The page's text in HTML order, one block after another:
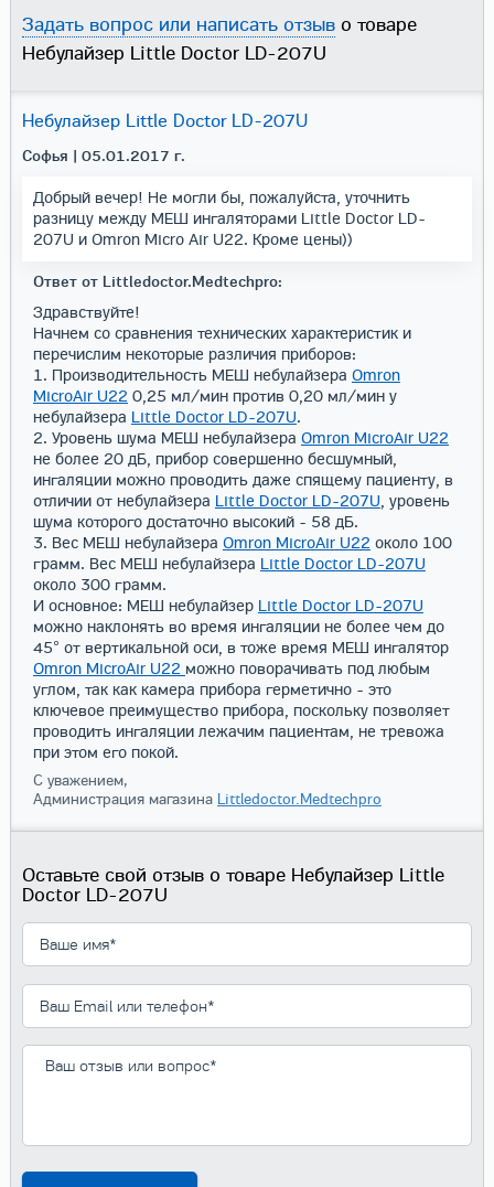
Задать вопрос или написать отзыво товаре
Небулайзер Little Doctor LD-207U
Небулайзер Little Doctor LD-207U
Софья | 05.01.2017 г.
Добрый вечер! Не могли бы, пожалуйста, уточнить
разницу между МЕШ ингаляторами Little Doctor LD-
207U и Omron Micro Air U22. Кроме цены))
Ответ от Littledoctor.Medtechpro:
Здравствуйте!
Начнем со сравнения технических характеристик и
перечислим некоторые различия приборов:
1. Производительность МЕШ небулайзера Omron
MicroAir U22 0,25 мл/мин против 0,20 мл/мин у
небулайзера Little Doctor LD-207U.
2. Уровень шума МЕШ небулайзера Omron MicroAir U22
не более 20 дБ, прибор совершенно бесшумный,
ингаляции можно проводить даже спящему пациенту, в
отличии от небулайзера Little Doctor LD-207U, уровень
шума которого достаточно высокий - 58 дБ.
3. Вес МЕШ небулайзера Omron MicroAir U22 около 100
грамм. Вес МЕШ небулайзера Little Doctor LD-207U
около 300 грамм.
И основное: МЕШ небулайзер Little Doctor LD-207U
можно наклонять во время ингаляции не более чем до
45° от вертикальной оси, в тоже время МЕШ ингалятор
Omron MicroAir U22 можно поворачивать под любым
углом, так как камера прибора герметично - это
ключевое преимущество прибора, поскольку позволяет
проводить ингаляции лежачим пациентам, не тревожа
при этом его покой.
С уважением,
Администрация магазина Littledoctor.Medtechpro
Оставьте свой отзыв о товаре Небулайзер Little
Doctor LD-207U